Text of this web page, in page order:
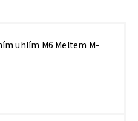
uhlím M6 Meltem M-